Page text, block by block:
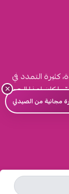
التمدد في
كان لهذا الجمال
الجمال فتجده
×
مجانية من الصيدلي